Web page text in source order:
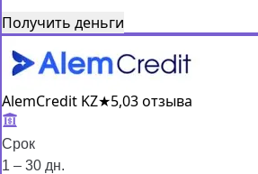
Получить деньги
AlemCredit KZ★5,03 отзыва
Срок
1 – 30 дн.